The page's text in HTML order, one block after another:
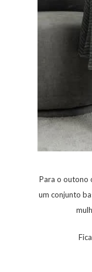
Para o outono
um conjunto